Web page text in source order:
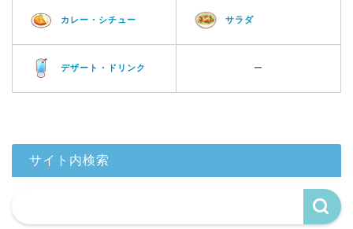
カレー・シチュー サラダ
デザート・ドリンク ー
サイト内検索